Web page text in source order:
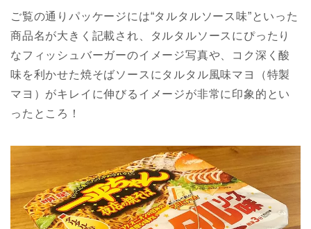
ご覧の通りパッケージには“タルタルソース味”といった
商品名が大きく記載され、タルタルソースにぴったり
なフィッシュバーガーのイメージ写真や、コク深く酸
味を利かせた焼そばソースにタルタル風味マヨ（特製
マヨ）がキレイに伸びるイメージが非常に印象的とい
ったところ！